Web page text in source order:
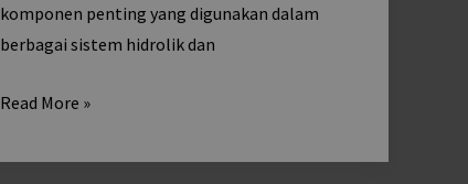
komponen penting yang digunakan dalam
berbagai sistem hidrolik dan
Read More »